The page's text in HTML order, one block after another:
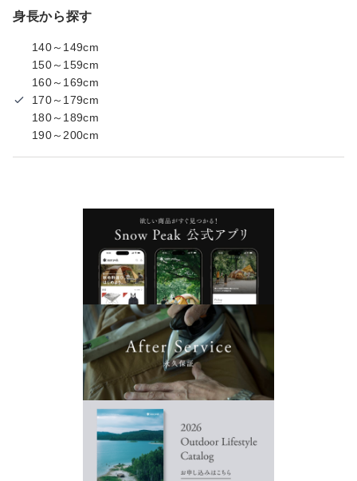
身長から探す
140～149cm
150～159cm
160～169cm
170～179cm
180～189cm
190～200cm